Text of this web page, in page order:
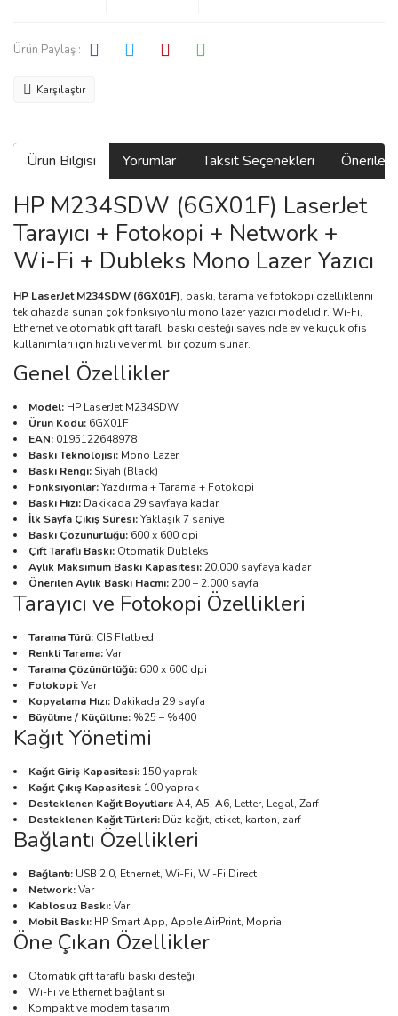
Ürün Paylaş :
Karşılaştır
Ürün Bilgisi Yorumlar Taksit Seçenekleri
HP M234SDW (6GX01F) LaserJet
Tarayıcı + Fotokopi + Network +
Wi-Fi + Dubleks Mono Lazer Yazıcı
HP LaserJet M234SDW (6GX01F), baskı, tarama ve fotokopi özelliklerini
tek cihazda sunan çok fonksiyonlu mono lazer yazıcı modelidir. Wi-Fi,
Ethernet ve otomatik çift taraflı baskı desteği sayesinde ev ve küçük ofis
kullanımları için hızlı ve verimli bir çözüm sunar.
Genel Özellikler
Model: HP LaserJet M234SDW
Ürün Kodu: 6GX01F
EAN: 0195122648978
Baskı Teknolojisi: Mono Lazer
Baskı Rengi:Siyah (Black)
Fonksiyonlar:Yazdırma + Tarama + Fotokopi
Baskı Hızı: Dakikada 29 sayfaya kadar
İlk Sayfa Çıkış Süresi:Yaklaşık 7 saniye
Baskı Çözünürlüğü: 600 x 600 dpi
Çift Taraflı Baskı: Otomatik Dubleks
Aylık Maksimum Baskı Kapasitesi:20.000 sayfaya kadar
Önerilen Aylık Baskı Hacmi:200 – 2.000 sayfa
Tarayıcı ve Fotokopi Özellikleri
Tarama Türü: CIS Flatbed
Renkli Tarama:Var
Tarama Çözünürlüğü: 600 x 600 dpi
Fotokopi:Var
Kopyalama Hızı: Dakikada 29 sayfa
Büyütme / Küçültme: %25 – %400
Kağıt Yönetimi
Kağıt Giriş Kapasitesi: 150 yaprak
Kağıt Çıkış Kapasitesi: 100 yaprak
Desteklenen Kağıt Boyutları:A4, A5, A6, Letter, Legal, Zarf
Desteklenen Kağıt Türleri: Düz kağıt, etiket, karton, zarf
Bağlantı Özellikleri
Bağlantı: USB 2.0, Ethernet, Wi-Fi, Wi-Fi Direct
Network:Var
Kablosuz Baskı:Var
Mobil Baskı: HP Smart App, Apple AirPrint, Mopria
Öne Çıkan Özellikler
Otomatik çift taraflı baskı desteği
Wi-Fi ve Ethernet bağlantısı
Kompakt ve modern tasarım